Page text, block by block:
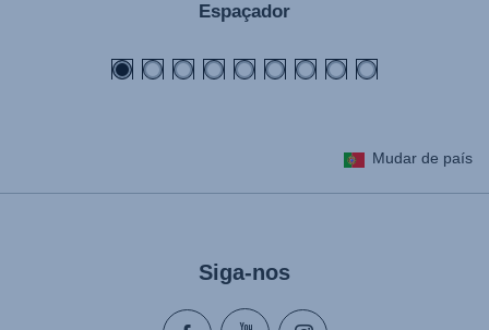
Espaçador
Mudar de país
Siga-nos